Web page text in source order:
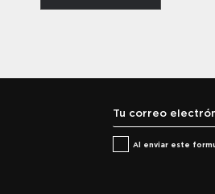
Al enviar este